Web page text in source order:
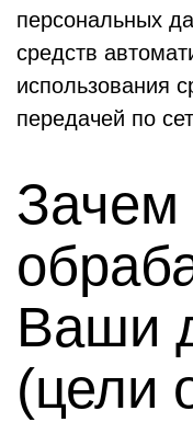
персональных
средств
использования
передачей по
Ваши
(цели